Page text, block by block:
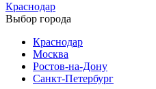
Краснодар
Выбор города
Краснодар
Москва
Ростов-на-Дону
Санкт-Петербург